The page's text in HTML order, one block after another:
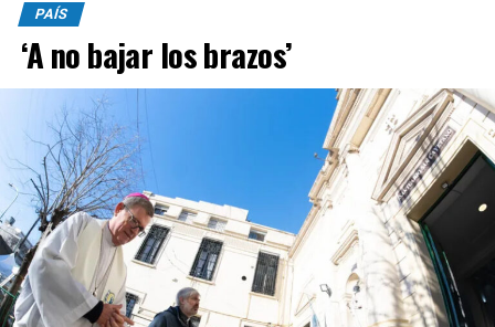
PAÍS
‘A no bajar los brazos’